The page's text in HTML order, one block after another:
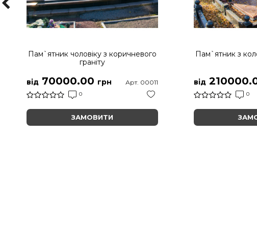
Пам`ятник чоловіку з коричневого
граніту
від 70000.00 грн
0
Арт. 00011
ЗАМОВИТИ
Пам`ятник з
від
0